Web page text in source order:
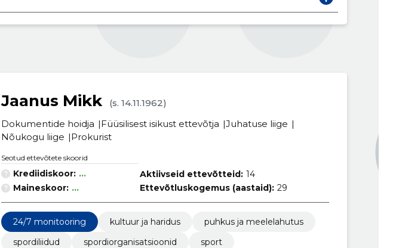
Jaanus Mikk
(s. 14.11.1962)
Dokumentide hoidja
Füüsilisest isikust ettevõtja
Juhatuse liige
Nõukogu liige
Prokurist
Seotud ettevõtete skoorid
Krediidiskoor: ...
Maineskoor: ...
Aktiivseid ettevõtteid: 14
Ettevõtluskogemus (aastaid): 29
24/7 monitooring kultuur ja haridus
puhkus ja meelelahutus
spordiliidud
spordiorganisatsioonid
sport